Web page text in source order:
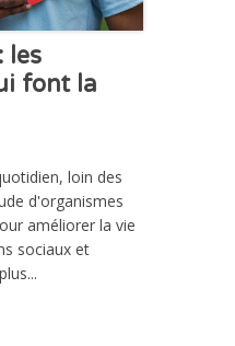
les
font la
loin des
d'organismes
améliorer la vie
sociaux et